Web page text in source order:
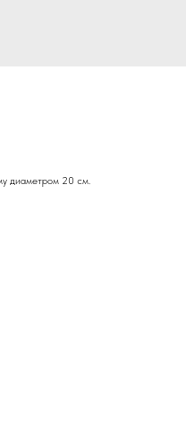
диаметром 20 см.